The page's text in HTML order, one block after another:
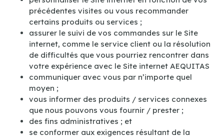
précédentes visites ou vous recommander
certains produits ou services ;
assurer le suivi de vos commandes sur le Site
internet, comme le service client ou la résolution
de difficultés que vous pourriez rencontrer dans
votre expérience avec le Site internet AEQUITAS
communiquer avec vous par n’importe quel
moyen ;
vous informer des produits / services connexes
que nous pouvons vous fournir / prester ;
des fins administratives ; et
se conformer aux exigences résultant de la